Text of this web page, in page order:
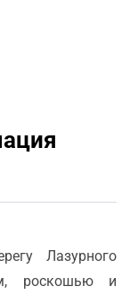
Лазурного
роскошью и